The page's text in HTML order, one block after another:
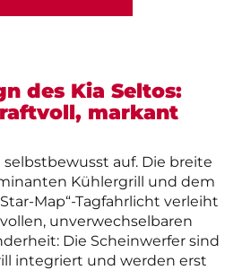
des Kia Seltos:
markant
selbstbewusst auf. Die breite
Kühlergrill und dem
Map“-Tagfahrlicht verleiht
unverwechselbaren
Die Scheinwerfer sind
integriert und werden erst